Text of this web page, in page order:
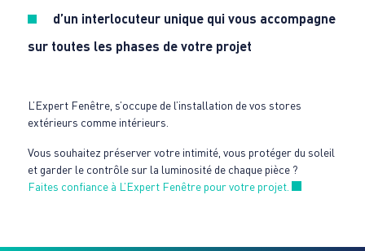
d’un interlocuteur unique qui vous accompagne
sur toutes les phases de votre projet
L’Expert Fenêtre, s’occupe de l’installation de vos stores
extérieurs comme intérieurs.
Vous souhaitez préserver votre intimité, vous protéger du soleil
et garder le contrôle sur la luminosité de chaque pièce ?
Faites confiance à L’Expert Fenêtre pour votre projet.
Nouvelle